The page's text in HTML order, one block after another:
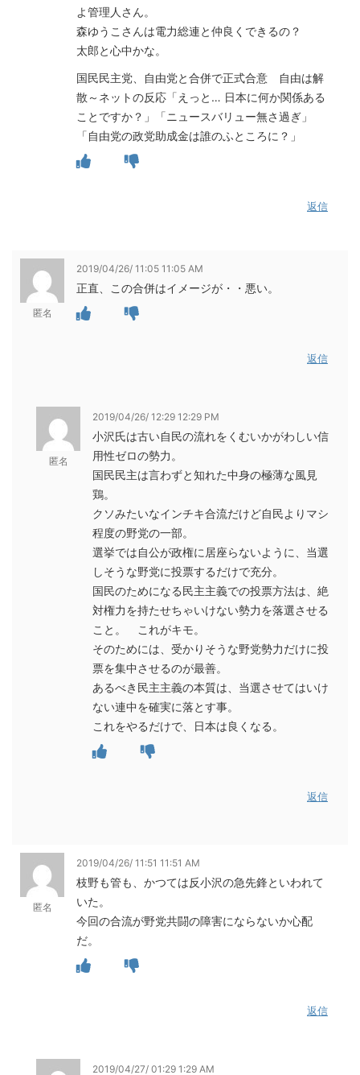
よ管理人さん。
森ゆうこさんは電力総連と仲良くできるの？
太郎と心中かな。
国民民主党、自由党と合併で正式合意 自由は解
散～ネットの反応「えっと… 日本に何か関係ある
ことですか？」「ニュースバリュー無さ過ぎ」
「自由党の政党助成金は誰のふところに？」
返信
匿名
2019/04/26/ 11:05 11:05 AM
正直、この合併はイメージが・・悪い。
返信
匿名
2019/04/26/ 12:29 12:29 PM
小沢氏は古い自民の流れをくむいかがわしい信
用性ゼロの勢力。
国民民主は言わずと知れた中身の極薄な風見
鶏。
クソみたいなインチキ合流だけど自民よりマシ
程度の野党の一部。
選挙では自公が政権に居座らないように、当選
しそうな野党に投票するだけで充分。
国民のためになる民主主義での投票方法は、絶
対権力を持たせちゃいけない勢力を落選させる
こと。 これがキモ。
そのためには、受かりそうな野党勢力だけに投
票を集中させるのが最善。
あるべき民主主義の本質は、当選させてはいけ
ない連中を確実に落とす事。
これをやるだけで、日本は良くなる。
返信
匿名
2019/04/26/ 11:51 11:51 AM
枝野も管も、かつては反小沢の急先鋒といわれて
いた。
今回の合流が野党共闘の障害にならないか心配
だ。
返信
2019/04/27/ 01:29 1:29 AM